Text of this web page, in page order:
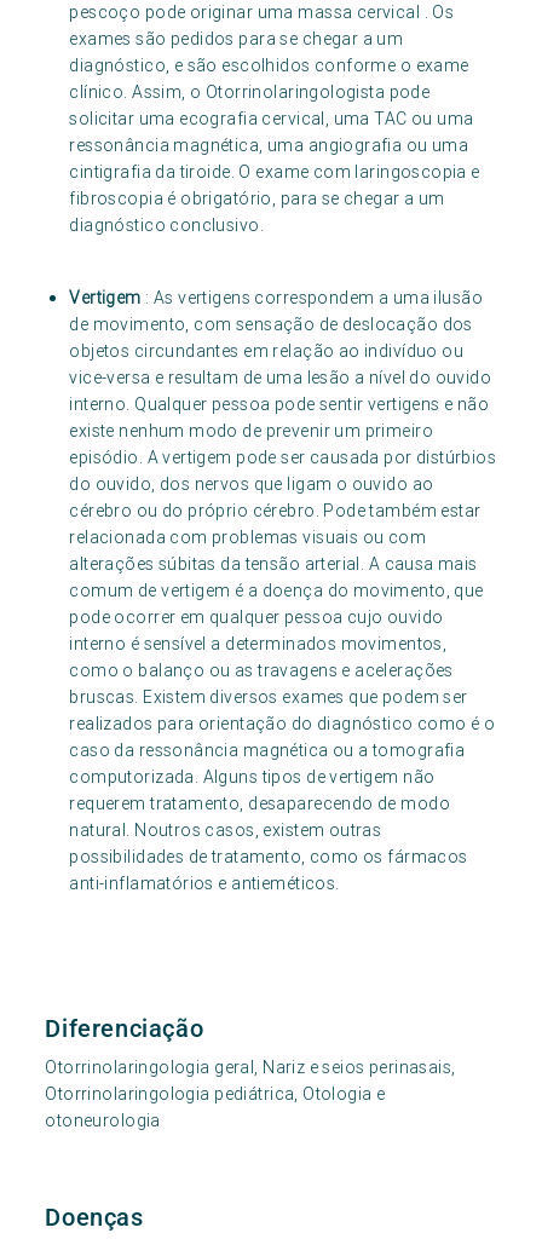
pescoço pode originar uma massa cervical . Os
exames são pedidos para se chegar a um
diagnóstico, e são escolhidos conforme o exame
clínico. Assim, o Otorrinolaringologista pode
solicitar uma ecografia cervical, uma TAC ou uma
ressonância magnética, uma angiografia ou uma
cintigrafia da tiroide. O exame com laringoscopia e
fibroscopia é obrigatório, para se chegar a um
diagnóstico conclusivo.
Vertigem : As vertigens correspondem a uma ilusão
de movimento, com sensação de deslocação dos
objetos circundantes em relação ao indivíduo ou
vice-versa e resultam de uma lesão a nível do ouvido
interno. Qualquer pessoa pode sentir vertigens e não
existe nenhum modo de prevenir um primeiro
episódio. A vertigem pode ser causada por distúrbios
do ouvido, dos nervos que ligam o ouvido ao
cérebro ou do próprio cérebro. Pode também estar
relacionada com problemas visuais ou com
alterações súbitas da tensão arterial. A causa mais
comum de vertigem é a doença do movimento, que
pode ocorrer em qualquer pessoa cujo ouvido
interno é sensível a determinados movimentos,
como o balanço ou as travagens e acelerações
bruscas. Existem diversos exames que podem ser
realizados para orientação do diagnóstico como é o
caso da ressonância magnética ou a tomografia
computorizada. Alguns tipos de vertigem não
requerem tratamento, desaparecendo de modo
natural. Noutros casos, existem outras
possibilidades de tratamento, como os fármacos
anti-inflamatórios e antieméticos.
Diferenciação
Otorrinolaringologia geral, Nariz e seios perinasais,
Otorrinolaringologia pediátrica, Otologia e
otoneurologia
Doenças